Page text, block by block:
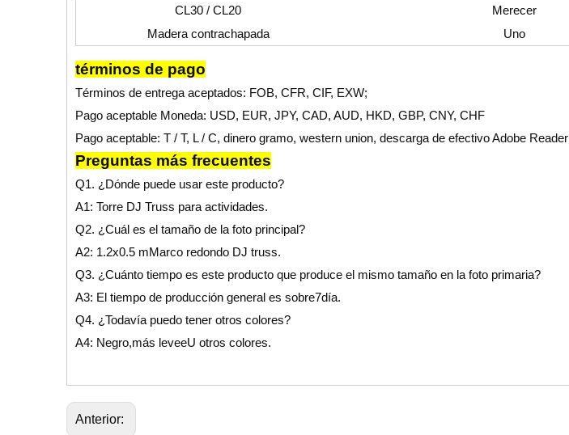
CL30 / CL20
Merecer
Madera contrachapada
Uno
términos de pago
Términos de entrega aceptados: FOB, CFR, CIF, EXW;
Pago aceptable Moneda: USD, EUR, JPY, CAD, AUD, HKD, GBP, CNY, CHF
Pago aceptable: T / T, L / C, dinero gramo, western union, descarga de efectivo Adobe Reader
Preguntas más frecuentes
Q1. ¿Dónde puede usar este producto?
A1: Torre DJ Truss para actividades.
Q2. ¿Cuál es el tamaño de la foto principal?
A2: 1.2x0.5 mMarco redondo DJ truss.
Q3. ¿Cuánto tiempo es este producto que produce el mismo tamaño en la foto primaria?
A3: El tiempo de producción general es sobre7día.
Q4. ¿Todavía puedo tener otros colores?
A4: Negro,más leveeU otros colores.
Anterior: